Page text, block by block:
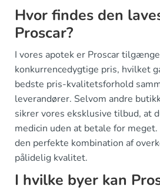
Hvor findes den
Proscar?
I vores apotek er Proscar
konkurrencedygtige pris, hvilket
bedste pris-kvalitetsforhold
leverandører. Selvom andre
sikrer vores eksklusive tilbud, at
medicin uden at betale for
den perfekte kombination af
pålidelig kvalitet.
I hvilke byer kan